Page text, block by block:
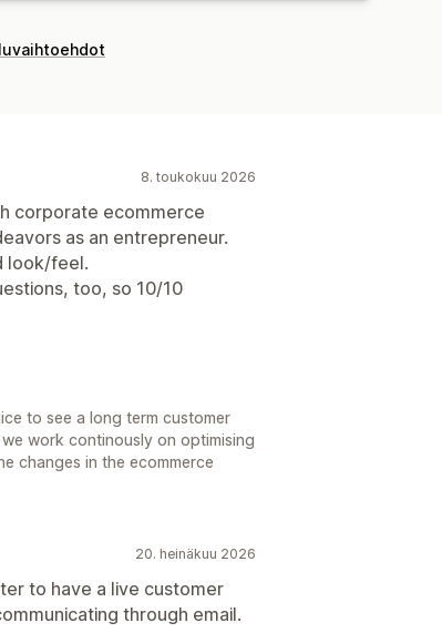
8. toukokuu 2026
corporate ecommerce
as an entrepreneur.
look/feel.
too, so 10/10
to see a long term customer
work continously on optimising
changes in the ecommerce
20. heinäkuu 2026
to have a live customer
through email.